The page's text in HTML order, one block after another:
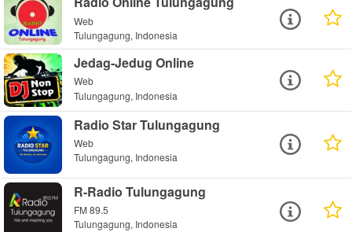
Web
Tulungagung, Indonesia
Jedag-Jedug Online
Web
Tulungagung, Indonesia
Radio Star Tulungagung
Web
Tulungagung, Indonesia
R-Radio Tulungagung
FM 89.5
Tulungagung, Indonesia